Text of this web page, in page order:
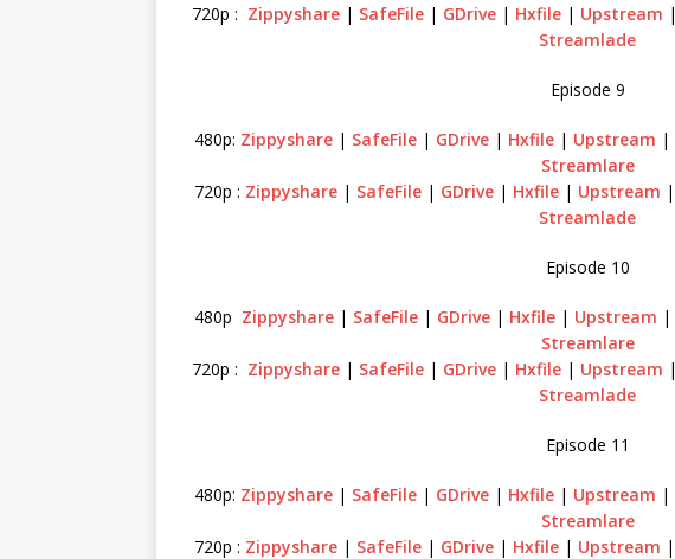
720p : Zippyshare | SafeFile | GDrive | Hxfile | Upstream |
Streamlade
Episode 9
480p: Zippyshare | SafeFile | GDrive | Hxfile | Upstream |
Streamlare
720p : Zippyshare | SafeFile | GDrive | Hxfile | Upstream |
Streamlade
Episode 10
480p Zippyshare| SafeFile| GDrive| Hxfile| Upstream |
Streamlare
720p : Zippyshare | SafeFile | GDrive | Hxfile | Upstream |
Streamlade
Episode 11
480p: Zippyshare | SafeFile | GDrive | Hxfile | Upstream |
Streamlare
720p : Zippyshare | SafeFile | GDrive | Hxfile | Upstream |